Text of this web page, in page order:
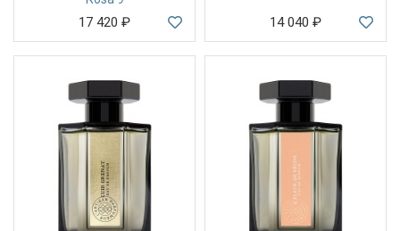
17 420 ₽ 14 040 ₽